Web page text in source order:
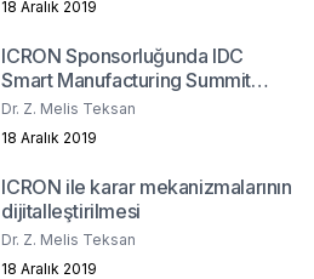
18 Aralık 2019
ICRON Sponsorluğunda IDC
Smart Manufacturing Summit
2019
Dr. Z. Melis Teksan
18 Aralık 2019
ICRON ile karar mekanizmalarının
dijitalleştirilmesi
Dr. Z. Melis Teksan
18 Aralık 2019